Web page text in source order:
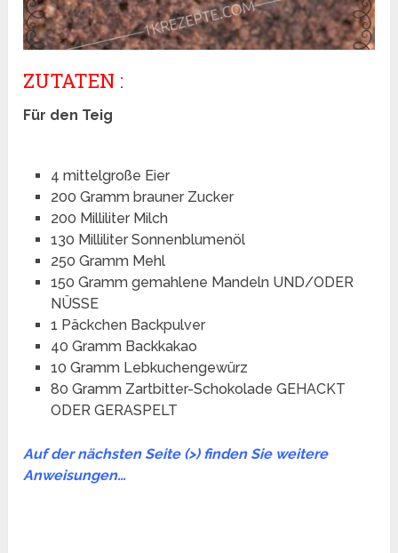
ZUTATEN :
Für den Teig
4 mittelgroße Eier
200 Gramm brauner Zucker
200 Milliliter Milch
130 Milliliter Sonnenblumenöl
250 Gramm Mehl
150 Gramm gemahlene Mandeln UND/ODER
NÜSSE
1 Päckchen Backpulver
40 Gramm Backkakao
10 Gramm Lebkuchengewürz
80 Gramm Zartbitter-Schokolade GEHACKT
ODER GERASPELT
Auf der nächsten Seite (>) finden Sie weitere
Anweisungen…